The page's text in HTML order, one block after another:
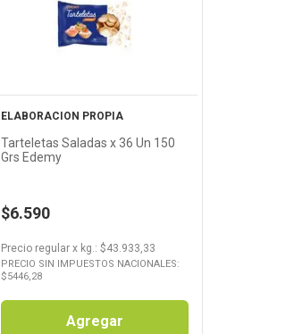
Ver Producto
ELABORACION PROPIA
Tarteletas Saladas x 36 Un 150
Grs Edemy
$6.590
Precio regularx kg.: $43.933,33
PRECIO SIN IMPUESTOS NACIONALES:
$5446,28
Agregar